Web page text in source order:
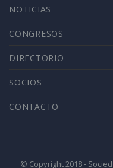
NOTICIAS
CONGRESOS
DIRECTORIO
SOCIOS
CONTACTO
© Copyright 2018 -